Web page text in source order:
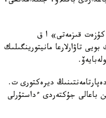
كۇزەت قىزمەتى» ا ق
تاۋارلارعا مانيتورينگىلىك
ديرەكتورى ت.
باعالى جۇكتەردى ءداستۇرلى